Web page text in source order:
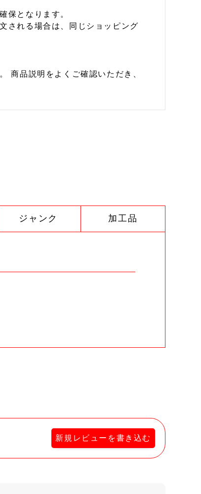
保となります。
される場合は、同じショッピング
商品説明をよくご確認いただき、
ジャンク 加工品
新規レビューを書き込む